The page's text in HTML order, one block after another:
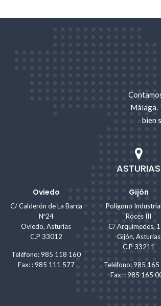
Málaga.
bien
ASTURIAS
Oviedo
C/ Calderón de La Barca
Nº24
Oviedo, Asturias
C.P 33012
Teléfono: 985 118 160
Fax: : 985 111 577
Gijón
Polígono
Roces III
C/ Arquímedes,
Gijón, Asturias
C.P 33211
Teléfono: 985
Fax: : 985 165